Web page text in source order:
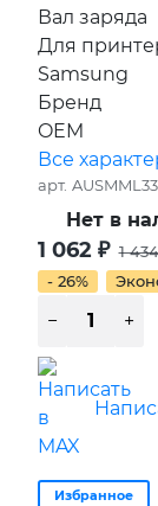
Вал заряда
Для
Samsung
Бренд
OEM
Все
арт.
Нет в
1 062 ₽ 1
- 26%
Избранное